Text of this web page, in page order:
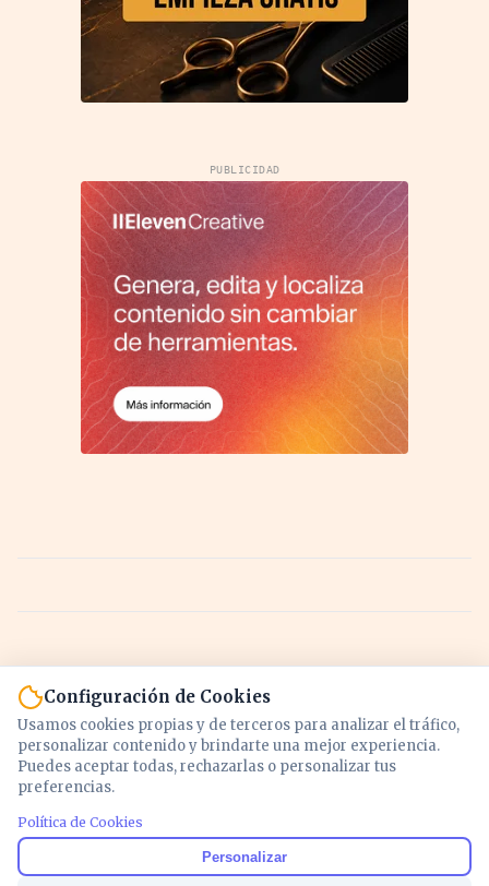
PUBLICIDAD
Noticias y análisis de economía, mercados,
inversión y política. Información actualizada
Configuración de Cookies
Usamos cookies propias y de terceros para analizar el tráfico,
personalizar contenido y brindarte una mejor experiencia.
Puedes aceptar todas, rechazarlas o personalizar tus
preferencias.
Política de Cookies
Personalizar